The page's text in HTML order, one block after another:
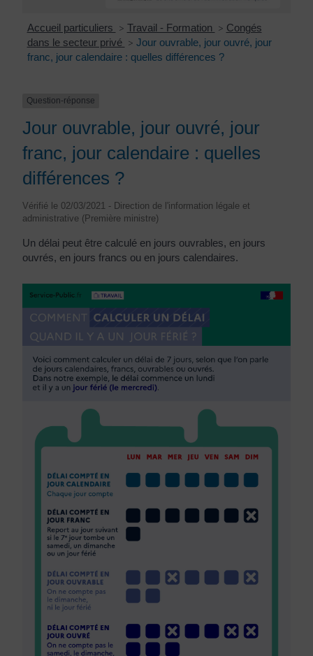
Accueil particuliers > Travail - Formation > Congés
dans le secteur privé
> Jour ouvrable, jour ouvré, jour
franc, jour calendaire : quelles différences ?
Question-réponse
Jour ouvrable, jour ouvré, jour
franc, jour calendaire : quelles
différences ?
Vérifié le 02/03/2021 - Direction de l'information légale et
administrative (Première ministre)
Un délai peut être calculé en jours ouvrables, en jours
ouvrés, en jours francs ou en jours calendaires.